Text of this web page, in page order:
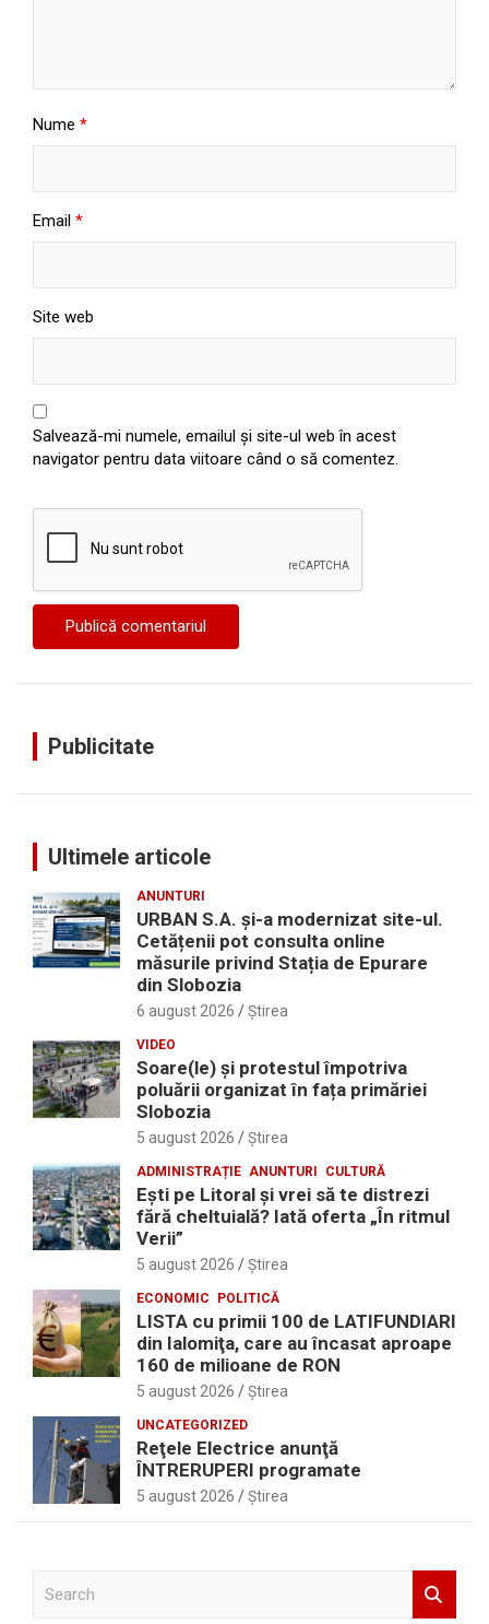
Nume *
Email *
Site web
Salvează-mi numele, emailul și site-ul web în acest
navigator pentru data viitoare când o să comentez.
Publicitate
Ultimele articole
ANUNTURI
URBAN S.A. și-a modernizat site-ul.
Cetățenii pot consulta online
măsurile privind Stația de Epurare
din Slobozia
6 august 2026 Ştirea
VIDEO
Soare(le) și protestul împotriva
poluării organizat în fața primăriei
Slobozia
5 august 2026 Ştirea
ADMINISTRAȚIE ANUNTURI CULTURĂ
Eşti pe Litoral şi vrei să te distrezi
fără cheltuială? Iată oferta „În ritmul
Verii”
5 august 2026 Ştirea
ECONOMIC POLITICĂ
LISTA cu primii 100 de LATIFUNDIARI
din Ialomiţa, care au încasat aproape
160 de milioane de RON
5 august 2026 Ştirea
UNCATEGORIZED
Reţele Electrice anunţă
ÎNTRERUPERI programate
5 august 2026 Ştirea